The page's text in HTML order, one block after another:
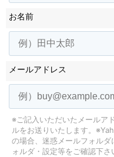
お名前
メールアドレス
※ご記入いただいたメールア
ルをお送りいたします。
の場合、迷惑メールフォルダ
ォルダ・設定等をご確認下さ